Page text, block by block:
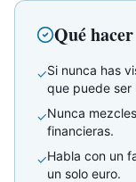
Qué hacer
✓Si nunca has
que puede ser
✓Nunca
financieras.
✓Habla con un
un solo euro.